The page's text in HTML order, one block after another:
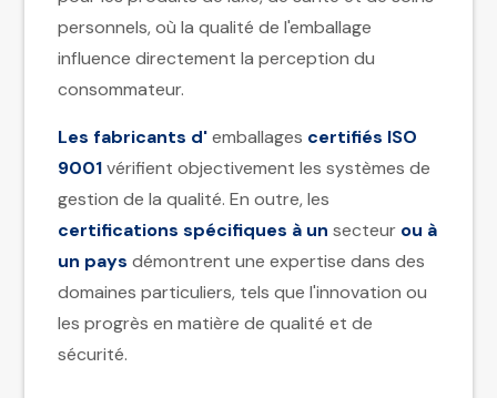
personnels, où la qualité de l'emballage
influence directement la perception du
consommateur.
Les fabricants d'emballages certifiés ISO
9001vérifient objectivement les systèmes de
gestion de la qualité. En outre, les
certifications spécifiques à un secteur ou à
un pays démontrent une expertise dans des
domaines particuliers, tels que l'innovation ou
les progrès en matière de qualité et de
sécurité.